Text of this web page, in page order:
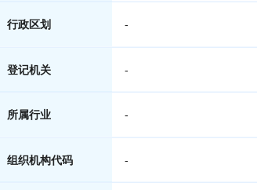
行政区划 -
登记机关 -
所属行业 -
组织机构代码 -